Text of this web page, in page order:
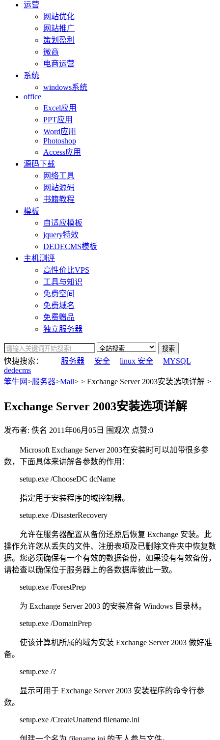
运营
网站优化
网站推广
策划盈利
微商
电商运营
系统
windows系统
office
Excel应用
PPT应用
Word应用
Photoshop
Access应用
源码下载
网络工具
网站源码
书籍教程
模板
自适应模板
jquery特效
DEDECMS模板
主机测评
高性价比VPS
工具与知识
免费空间
免费域名
免费赠品
独立服务器
搜索
快捷搜索： 服务器 安全 linux 安全
MYSQL
dedecms
笨牛网>服务器>Mail> > Exchange Server 2003安装选项详解 >
Exchange Server 2003安装选项详解
发布者: 佚名 2011年06月05日 围观次 点赞:0
Microsoft Exchange Server 2003在安装时可以加带很多参
数，下面具体来讲解各参数的作用：
setup.exe /ChooseDC dcName
指定用于安装程序的域控制器。
setup.exe /DisasterRecovery
允许在服务器配置从备份还原后恢复 Exchange 安装。此
操作允许您从丢失的文件、注册表项及已删除文件夹中恢复数
据。您必须确保有一个有效的数据备份，如果没有有效备份，
请检查以确保位于服务器上的各数据库彼此一致。
setup.exe /ForestPrep
为 Exchange Server 2003 的安装准备 Windows 目录林。
setup.exe /DomainPrep
使该计算机所属的域为安装 Exchange Server 2003 做好准
备。
setup.exe /?
显示可用于 Exchange Server 2003 安装程序的命令行参
数。
setup.exe /CreateUnattend filename.ini